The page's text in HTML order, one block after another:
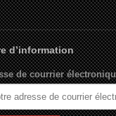
d’information
de courrier